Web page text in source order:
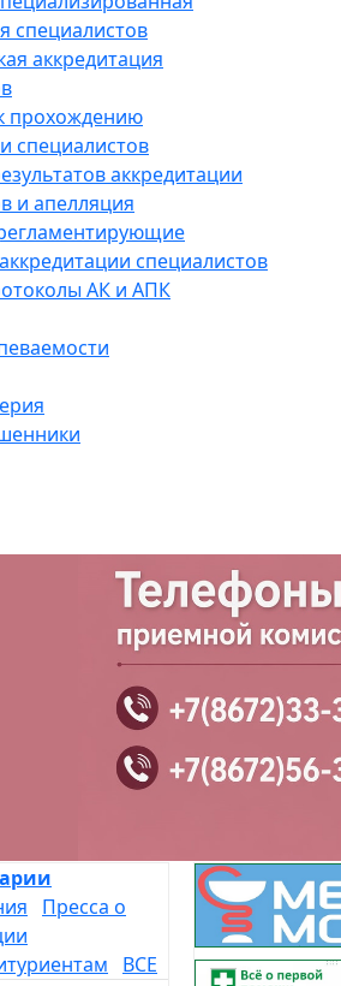
специалистов
аккредитация
прохождению
специалистов
аккредитации
и апелляция
специалистов
АК и АПК
Пресса о
ВСЕ